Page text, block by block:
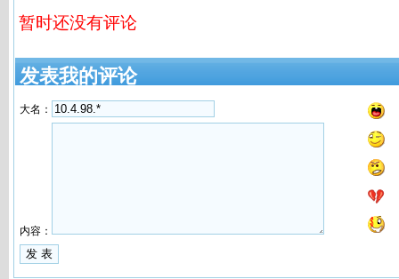
暂时还没有评论
发表我的评论
大名：
内容：